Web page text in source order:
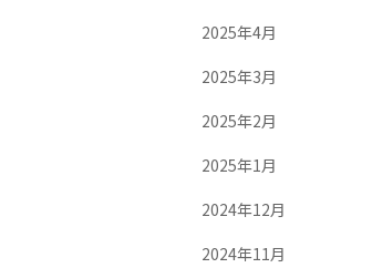
2025年4月
2025年3月
2025年2月
2025年1月
2024年12月
2024年11月